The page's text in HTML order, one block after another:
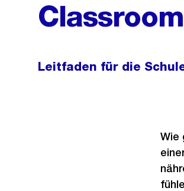
Leitfaden für die
Wie